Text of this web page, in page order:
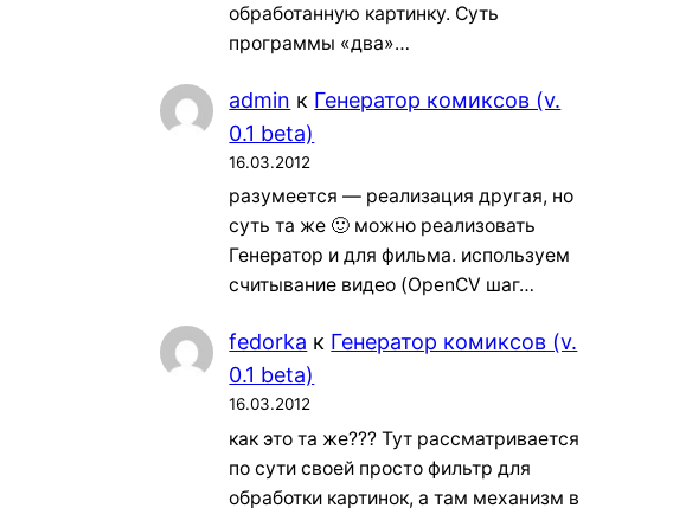
обработанную картинку. Суть
программы «два»…
admin к Генератор комиксов (v.
0.1 beta)
16.03.2012
разумеется — реализация другая, но
суть та же 🙂 можно реализовать
Генератор и для фильма. используем
считывание видео (OpenCV шаг…
fedorka к Генератор комиксов (v.
0.1 beta)
16.03.2012
как это та же??? Тут рассматривается
по сути своей просто фильтр для
обработки картинок, а там механизм в